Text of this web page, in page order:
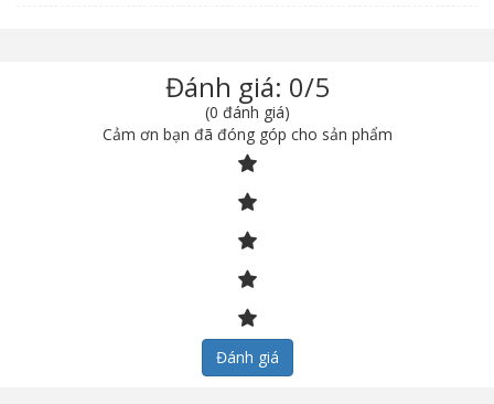
Đánh giá: 0/5
(0 đánh giá)
Cảm ơn bạn đã đóng góp cho sản phẩm
Đánh giá